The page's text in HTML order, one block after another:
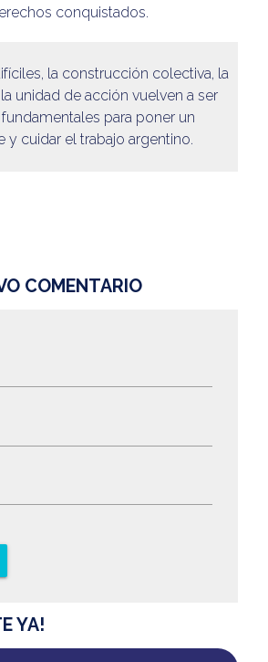
conquistados.
la construcción colectiva, la
unidad de acción vuelven a ser
para poner un
y cuidar el trabajo argentino.
COMENTARIO
YA!